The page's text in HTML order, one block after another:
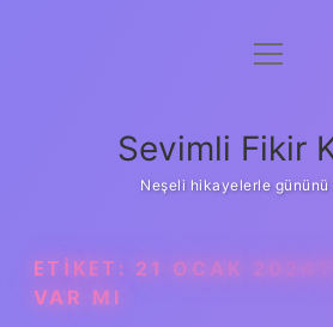
Anasayfa
Yasal Uyarı
menüyü
Sevimli Fikir
Neşeli hikayelerle gününü
ETIKET: 21 OCAK
VAR MI